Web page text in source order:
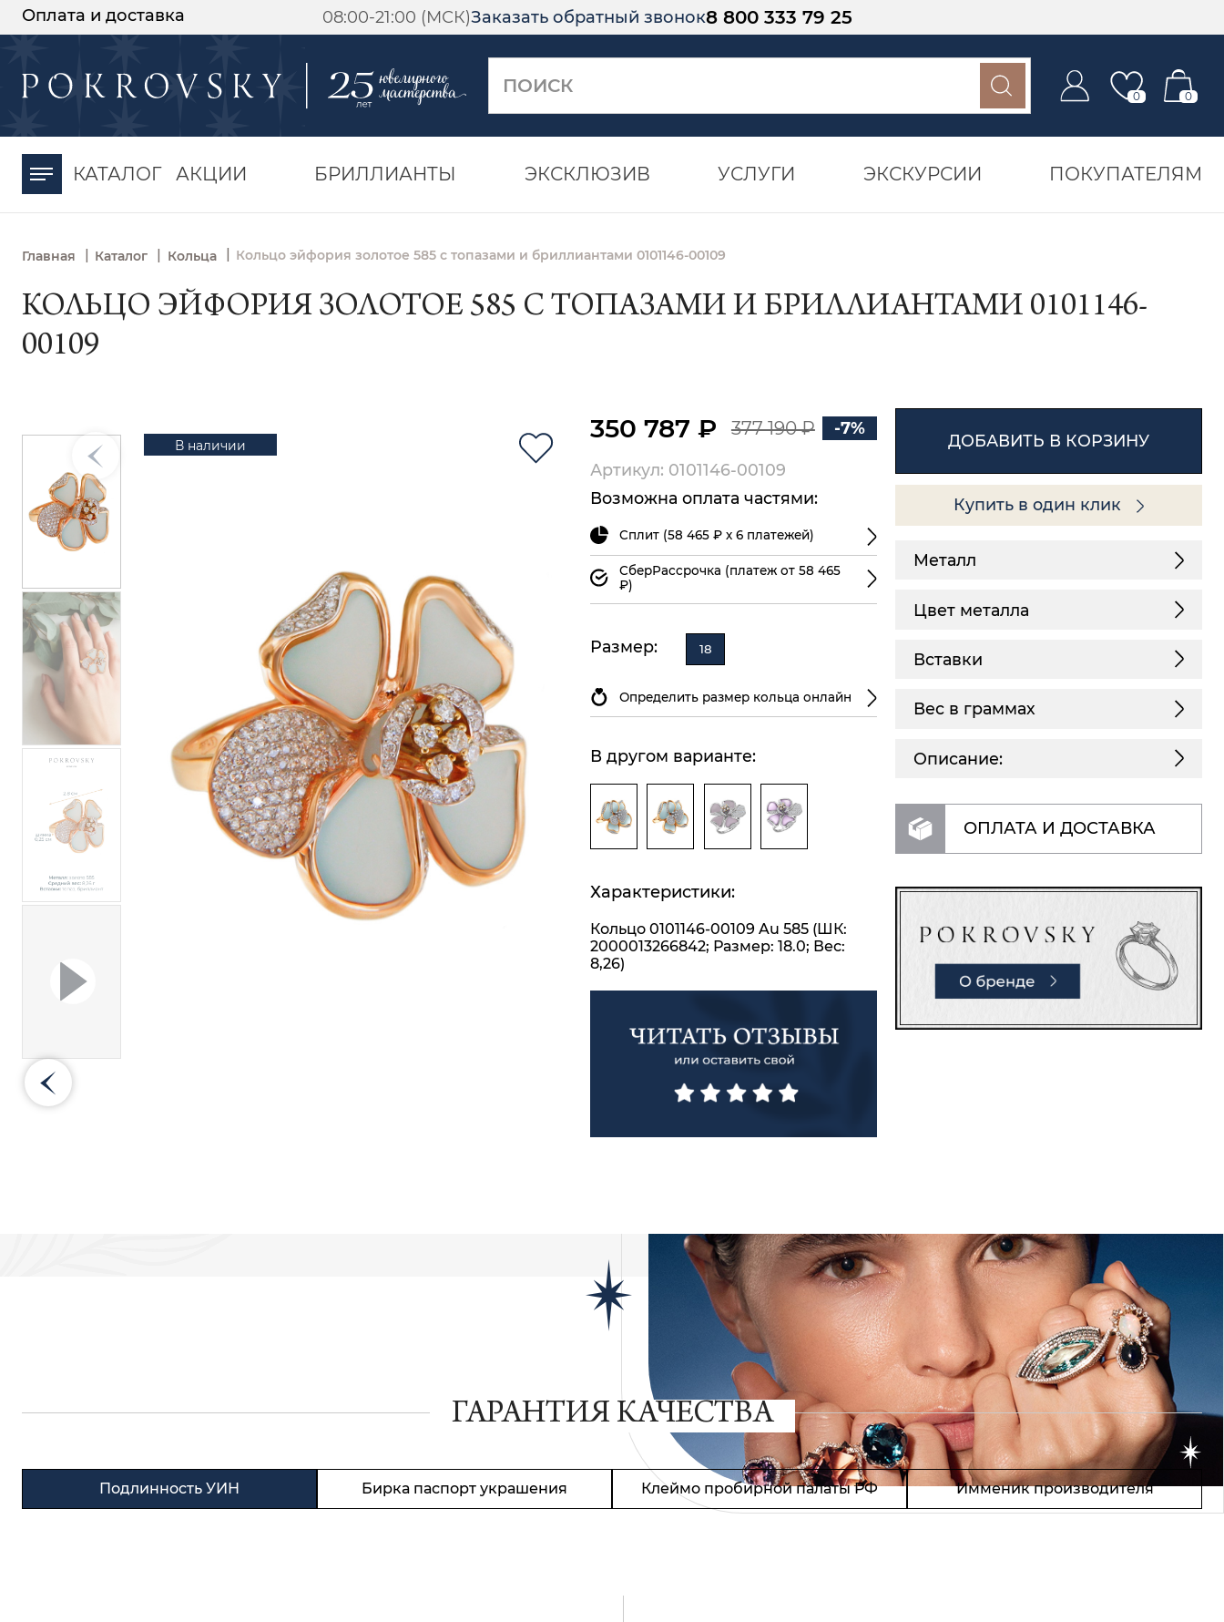
Оплата и доставка 08:00-21:00 (МСК)Заказать обратный звонок8 800 333 79 25
0 0
КАТАЛОГ АКЦИИ БРИЛЛИАНТЫ ЭКСКЛЮЗИВ УСЛУГИ ЭКСКУРСИИ ПОКУПАТЕЛЯМ
Главная | Каталог | Кольца Кольцо эйфория золотое 585 с топазами и бриллиантами 0101146-00109
КОЛЬЦО ЭЙФОРИЯ ЗОЛОТОЕ 585 С ТОПАЗАМИ И БРИЛЛИАНТАМИ 0101146-
00109
В наличии
350 787 ₽ 377 190 ₽ -7%
Артикул: 0101146-00109
Возможна оплата частями:
Сплит (58 465 ₽ х 6 платежей)
СберРассрочка (платеж от 58 465
₽)
Размер: 18
Определить размер кольца онлайн
В другом варианте:
Характеристики:
Кольцо 0101146-00109 Au 585 (ШК:
2000013266842; Размер: 18.0; Вес:
8,26)
ДОБАВИТЬ В КОРЗИНУ
Купить в один клик
Металл
Цвет металла
Вставки
Описание:
Вес в граммах
ОПЛАТА И ДОСТАВКА
ГАРАНТИЯ КАЧЕСТВА
Подлинность УИН Бирка паспорт украшения Клеймо пробирной палаты РФ Имменик производителя
-30%
момента оплаты